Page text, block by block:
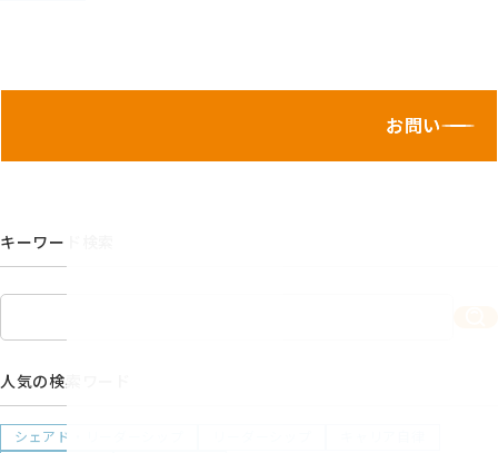
お問い合わせ
キーワード検索
人気の検索ワード
シェアド・リーダーシップ